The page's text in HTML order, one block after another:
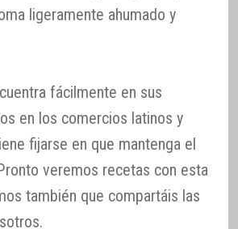
ligeramente ahumado y
fácilmente en sus
en los comercios latinos y
fijarse en que mantenga el
veremos recetas con esta
también que compartáis las